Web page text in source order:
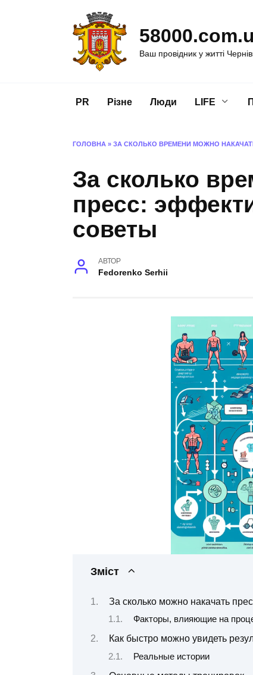
Ваш провідник у житті
PR Різне Люди LIFE
ГОЛОВНА » ЗА СКОЛЬКО ВРЕМЕНИ МОЖНО
За сколько
пресс:
советы
АВТОР
Fedorenko Serhii
Зміст
За сколько можно накачать
Факторы, влияющие на
Как быстро можно увидеть
Реальные истории